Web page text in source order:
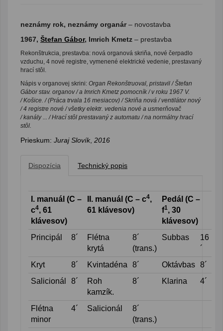
neznámy rok, neznámy organár– novostavba
1967, Štefan Gábor, Imrich Kmetz – prestavba
Rekonštrukcia, prestavba: nová organová skriňa, nové čerpadlo
vzduchu, 4 nové registre, vymenené elektrické vedenie, prestavaný
hrací stôl.
Nápis v organovej skrini: Organ Rekonštruoval, pristavil / Štefan
Gábor stav. organov / a Imrich Kmetz pomocník / v roku 1967 V.
/ Košice. / (Práca trvala 16 mesiacov) / Skriňa nová / ventilátor nový
/ 4 registre nové / všetky elektr. vedenia nové a usmerňovač
/ kanály ... / Hrací stôl prestavaný z automatu / na normálny hrací
stôl.
Prieskum: Juraj Slovík 2016
Dispozícia Technický popis
I. manuál (C –
c4, 61
klávesov)
II. manuál (C – c4,
61 klávesov)
Pedál (C –
f1, 30
klávesov)
Principál
8´
Flétna
krytá
8´
(trans.)
Subbas
16
´
Kryt
8´ Kvintadéna 8´ Oktávbas 8´
Salicionál
8´
Roh
kamzík.
8´ Klarina 4´
Flétna
minor
4´ Salicionál
8´
(trans.)